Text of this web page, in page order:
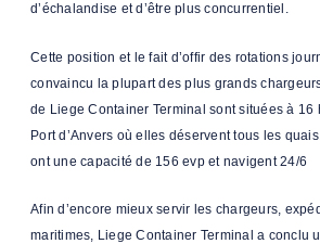
d’échalandise et d’être plus concurrentiel.
Cette position et le fait d’offir des rotations
convaincu la plupart des plus grands
de Liege Container Terminal sont situées à 16
Port d’Anvers où elles déservent tous les
ont une capacité de 156 evp et navigent 24/6
Afin d’encore mieux servir les chargeurs,
maritimes, Liege Container Terminal a conclu